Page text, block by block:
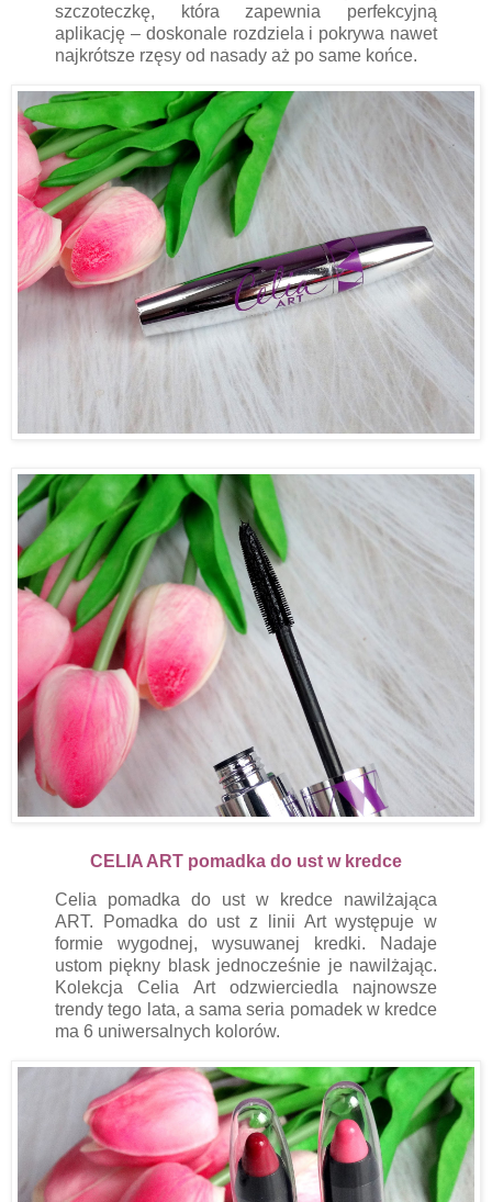
szczoteczkę, która zapewnia perfekcyjną
aplikację – doskonale rozdziela i pokrywa nawet
najkrótsze rzęsy od nasady aż po same końce.
CELIA ART pomadka do ust w kredce
Celia pomadka do ust w kredce nawilżająca
ART. Pomadka do ust z linii Art występuje w
formie wygodnej, wysuwanej kredki. Nadaje
ustom piękny blask jednocześnie je nawilżając.
Kolekcja Celia Art odzwierciedla najnowsze
trendy tego lata, a sama seria pomadek w kredce
ma 6 uniwersalnych kolorów.